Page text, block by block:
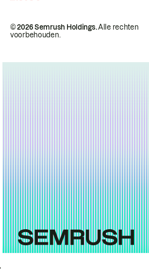
© 2026 Semrush Holdings.Alle rechten
voorbehouden.